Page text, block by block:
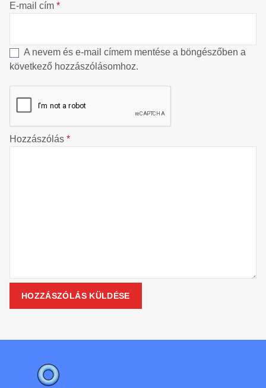
E-mail cím *
A nevem és e-mail címem mentése a böngészőben a
következő hozzászólásomhoz.
Hozzászólás *